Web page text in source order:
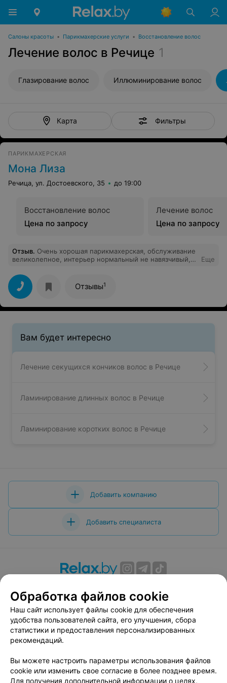
Салоны красоты • Парикмахерские услуги • Восстановление волос
Лечение волос в Речице 1
Глазирование волос Иллюминирование волос
Карта Фильтры
ПАРИКМАХЕРСКАЯ
Мона Лиза
Речица, ул. Достоевского, 35 до 19:00
Восстановление волос
Цена по запросу
Лечение волос
Цена по запросу
Отзыв. Очень хорошая парикмахерская, обслуживание
великолепное, интерьер нормальный не навязчивый,
Еще
Отзывы1
Вам будет интересно
Лечение секущихся кончиков волос в Речице
Ламинирование длинных волос в Речице
Ламинирование коротких волос в Речице
Добавить компанию
Добавить специалиста
Вакансии
Публичный договор
Способы оплаты
Публичный договор по использованию сервиса
«Афиша»
Пользовательское соглашение
Связаться по вопросам сотрудничества
Написать руководителю relax.by
Обработка файлов cookie
Наш сайт использует файлы cookie для обеспечения
удобства пользователей сайта, его улучшения, сбора
статистики и предоставления персонализированных
рекомендаций.
Вы можете настроить параметры использования файлов
cookie или изменить свое согласие в более позднее время.
Для получения дополнительной информации о целях,